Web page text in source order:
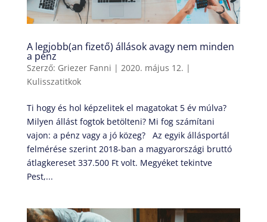
A legjobb(an fizető) állások avagy nem minden
a pénz
Szerző: Griezer Fanni | 2020. május 12. |
Kulisszatitkok
Ti hogy és hol képzelitek el magatokat 5 év múlva?
Milyen állást fogtok betölteni? Mi fog számítani
vajon: a pénz vagy a jó közeg? Az egyik állásportál
felmérése szerint 2018-ban a magyarországi bruttó
átlagkereset 337.500 Ft volt. Megyéket tekintve
Pest,...